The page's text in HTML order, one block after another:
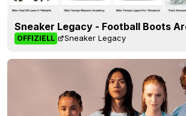
Sneaker Legacy - Football Boots
OFFIZIELL Sneaker Legacy